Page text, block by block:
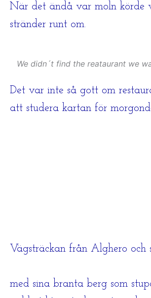
När det ändå var moln körde
stränder runt om.
We didn´t find the reataurant we
Det var inte så gott om
att studera kartan för
Vägsträckan från Alghero
med sina branta berg som